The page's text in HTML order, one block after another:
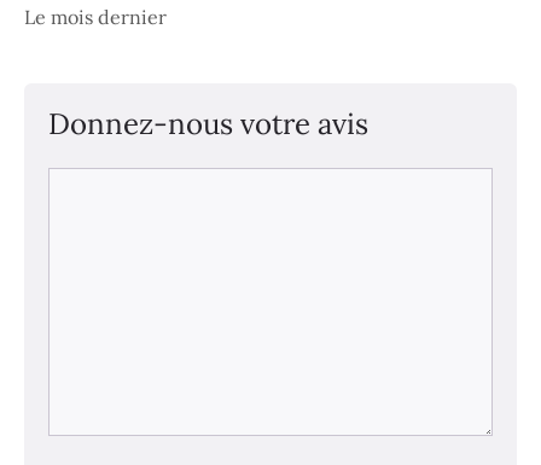
Le mois dernier
Donnez-nous votre avis